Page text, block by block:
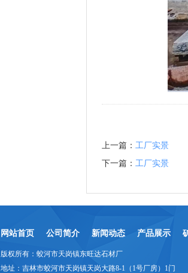
上一篇： 工厂实景
下一篇： 工厂实景
网站首页 公司简介 新闻动态 产品展示
版权所有：蛟河市天岗镇东旺达石材厂
地址：吉林市蛟河市天岗镇天岗大路8-1（1号厂房）1门